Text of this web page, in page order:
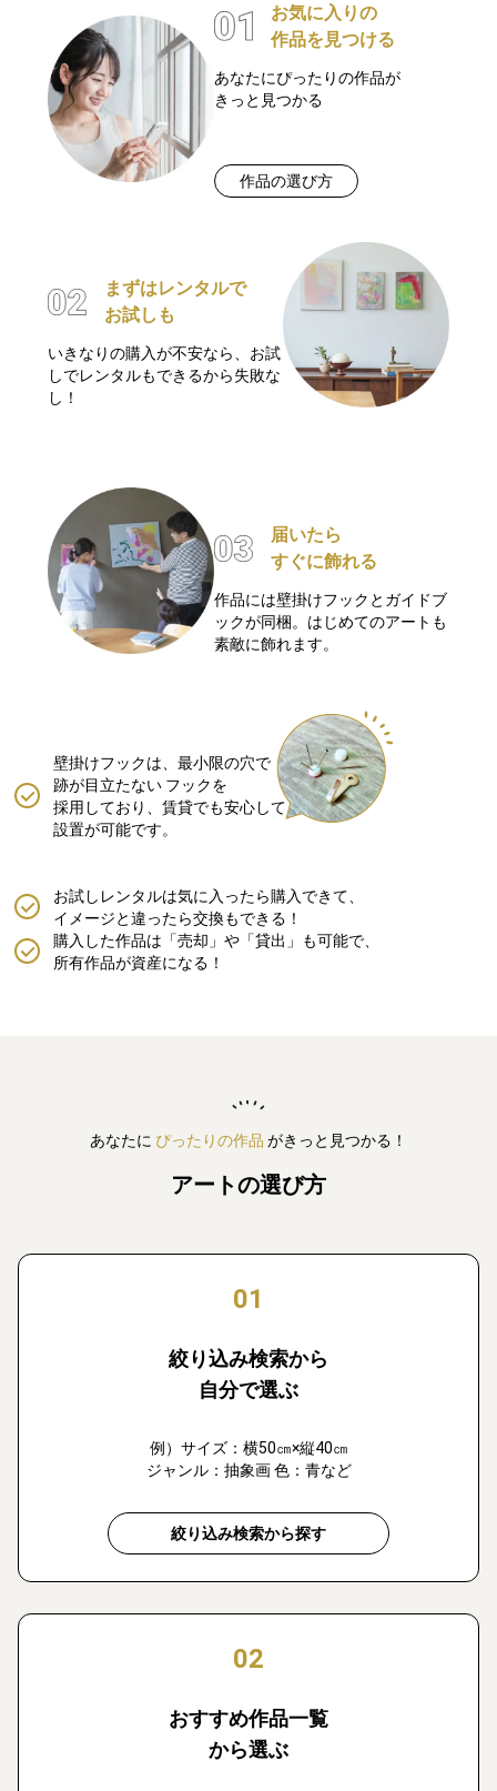
お気に入りの
作品を見つける
あなたにぴったりの作品が
きっと見つかる
作品の選び方
まずはレンタルで
お試しも
いきなりの購入が不安なら、お試
しでレンタルもできるから失敗な
し！
届いたら
すぐに飾れる
作品には壁掛けフックとガイドブ
ックが同梱。はじめてのアートも
素敵に飾れます。
壁掛けフックは、最小限の穴で
跡が目立たない フックを
採用しており、賃貸でも安心して
設置が可能です。
購入した作品は「売却」や「貸出」も可能で、
所有作品が資産になる！
お試しレンタルは気に入ったら購入できて、
イメージと違ったら交換もできる！
あなたに ぴったりの作品 がきっと見つかる！
アートの選び方
01
絞り込み検索から
自分で選ぶ
例）サイズ：横50㎝×縦40㎝
ジャンル：抽象画 色：青など
絞り込み検索から探す
02
おすすめ作品一覧
から選ぶ